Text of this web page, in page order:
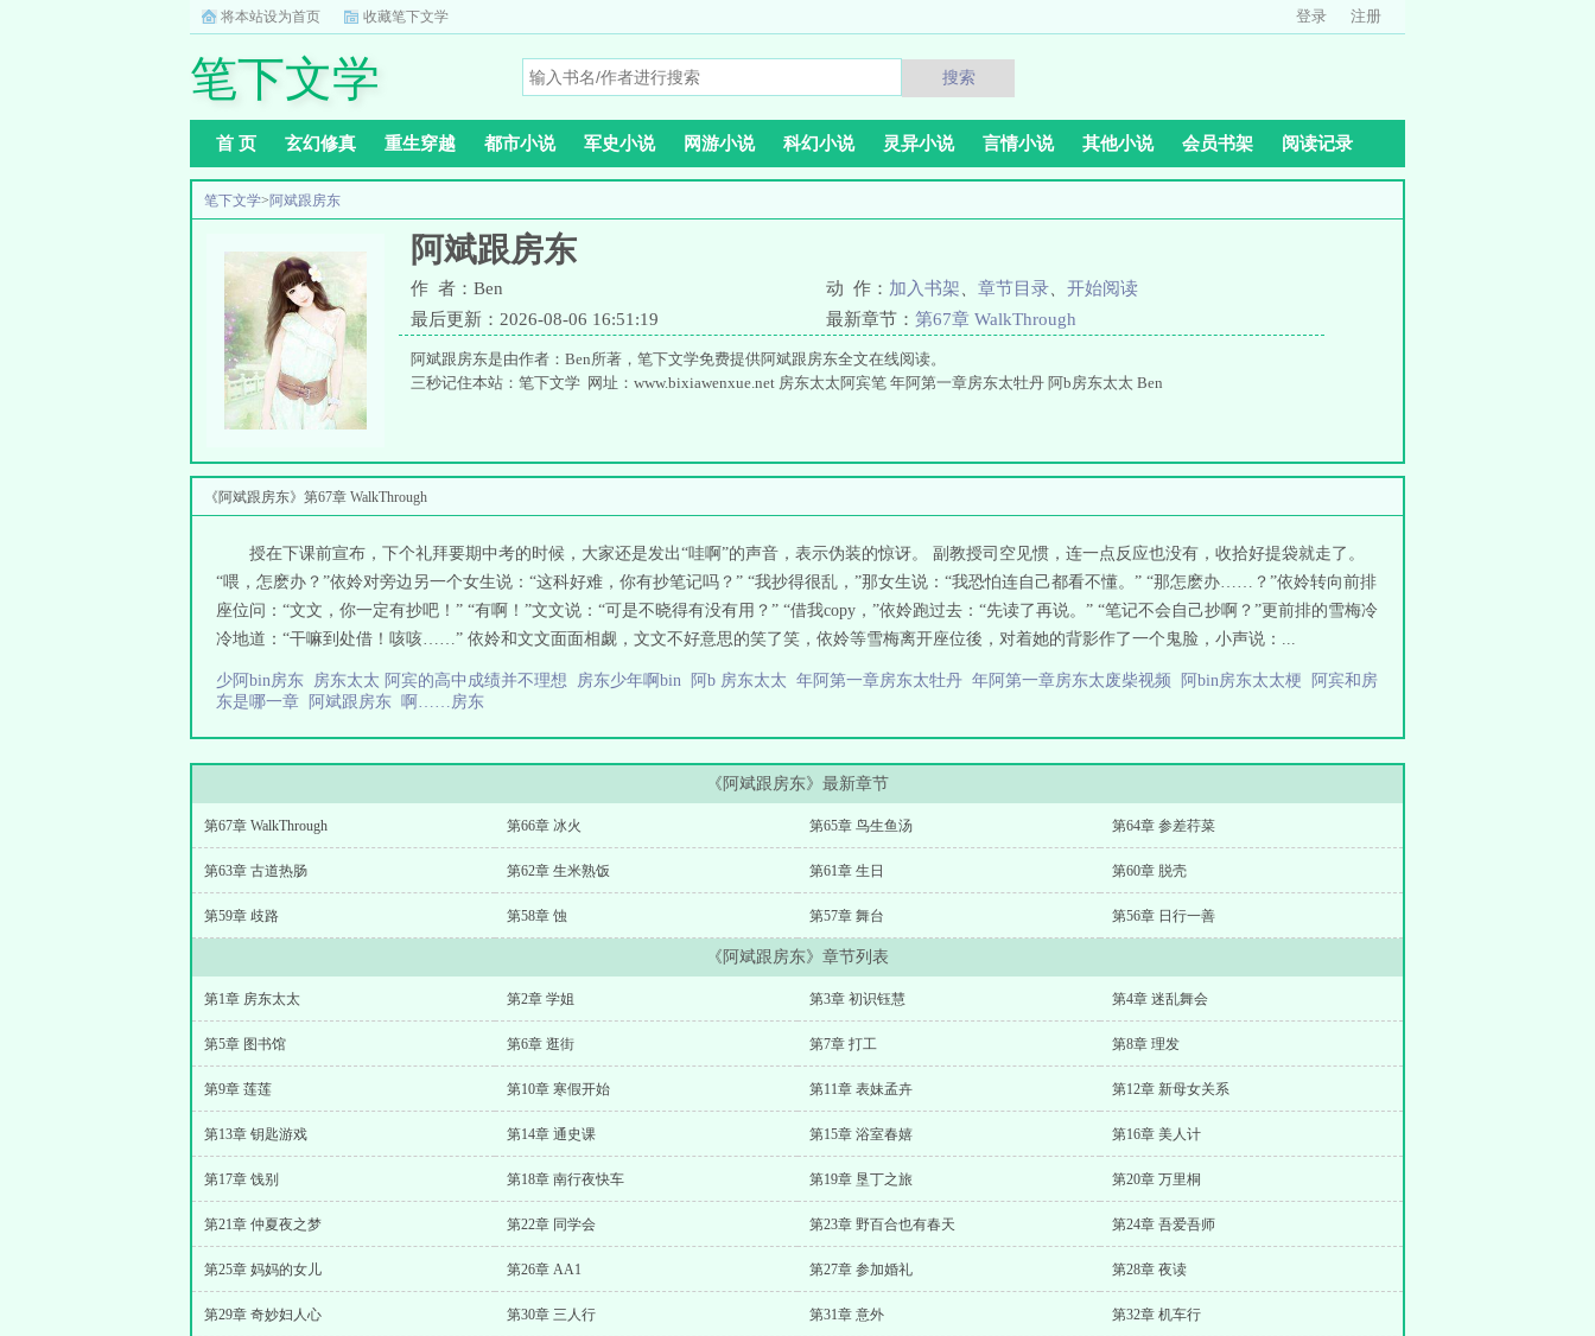
将本站设为首页 收藏笔下文学 登录 注册
笔下文学 搜索
首 页 玄幻修真 重生穿越 都市小说 军史小说 网游小说 科幻小说 灵异小说 言情小说 其他小说 会员书架 阅读记录
笔下文学> 阿斌跟房东
阿斌跟房东
作 者：Ben 动 作： 加入书架 章节目录
开始阅读
最后更新：2026-08-06 16:51:19
最新章节： 第67章 WalkThrough
阿斌跟房东是由作者：Ben所著，笔下文学免费提供阿斌跟房东全文在线阅读。
三秒记住本站：笔下文学 网址：www.bixiawenxue.net 房东太太阿宾笔 年阿第一章房东太牡丹 阿b房东太太 Ben
《阿斌跟房东》第67章 WalkThrough
授在下课前宣布，下个礼拜要期中考的时候，大家还是发出“哇啊”的声音，表示伪装的惊讶。 副教授司空见惯，连一点反应也没有，收拾好提袋就走了。
“喂，怎麽办？”依姈对旁边另一个女生说：“这科好难，你有抄笔记吗？” “我抄得很乱，”那女生说：“我恐怕连自己都看不懂。” “那怎麽办……？”依姈转向前排
座位问：“文文，你一定有抄吧！” “有啊！”文文说：“可是不晓得有没有用？” “借我copy，”依姈跑过去：“先读了再说。” “笔记不会自己抄啊？”更前排的雪梅冷
冷地道：“干嘛到处借！咳咳……” 依姈和文文面面相觑，文文不好意思的笑了笑，依姈等雪梅离开座位後，对着她的背影作了一个鬼脸，小声说：...
少阿bin房东 房东太太 阿宾的高中成绩并不理想 房东少年啊bin 阿b 房东太太 年阿第一章房东太牡丹 年阿第一章房东太废柴视频 阿bin房东太太梗
阿宾和房
东是哪一章
阿斌跟房东 啊……房东
《阿斌跟房东》最新章节
第67章 WalkThrough 第66章 冰火 第65章 鸟生鱼汤 第64章 参差荇菜
第63章 古道热肠 第62章 生米熟饭 第61章 生日 第60章 脱壳
第59章 歧路 第58章 蚀 第57章 舞台 第56章 日行一善
《阿斌跟房东》章节列表
第1章 房东太太 第2章 学姐 第3章 初识钰慧 第4章 迷乱舞会
第5章 图书馆 第6章 逛街 第7章 打工 第8章 理发
第9章 莲莲 第10章 寒假开始 第11章 表妹孟卉 第12章 新母女关系
第13章 钥匙游戏 第14章 通史课 第15章 浴室春嬉 第16章 美人计
第17章 饯别 第18章 南行夜快车 第19章 垦丁之旅 第20章 万里桐
第21章 仲夏夜之梦 第22章 同学会 第23章 野百合也有春天 第24章 吾爱吾师
第25章 妈妈的女儿 第26章 AA1 第27章 参加婚礼 第28章 夜读
第29章 奇妙妇人心 第30章 三人行 第31章 意外 第32章 机车行